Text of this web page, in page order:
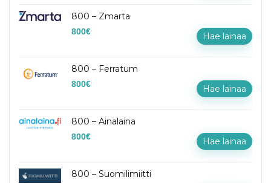
800 – Zmarta
800€ Hae lainaa
800 – Ferratum
800€ Hae lainaa
800 – Ainalaina
800€ Hae lainaa
800 – Suomilimiitti